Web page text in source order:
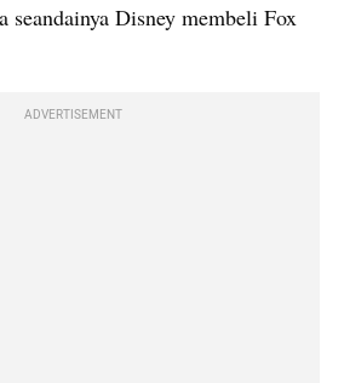
Disney membeli Fox
ADVERTISEMENT